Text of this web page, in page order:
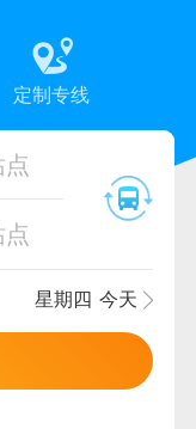
定制专线
星期四 今天